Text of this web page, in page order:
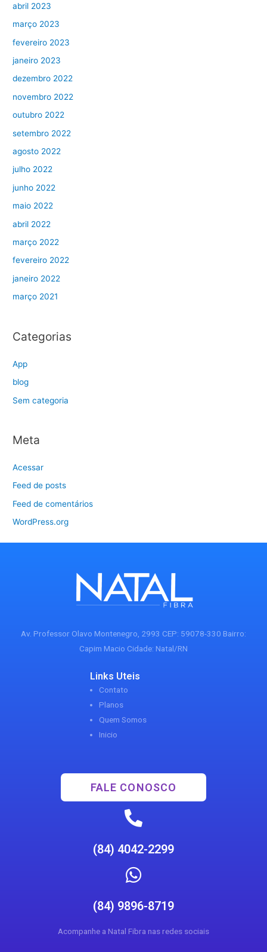
abril 2023
março 2023
fevereiro 2023
janeiro 2023
dezembro 2022
novembro 2022
outubro 2022
setembro 2022
agosto 2022
julho 2022
junho 2022
maio 2022
abril 2022
março 2022
fevereiro 2022
janeiro 2022
março 2021
Categorias
App
blog
Sem categoria
Meta
Acessar
Feed de posts
Feed de comentários
WordPress.org
Av. Professor Olavo Montenegro, 2993 CEP: 59078-330 Bairro:
Capim Macio Cidade: Natal/RN
Links Uteis
Contato
Planos
Quem Somos
Inicio
FALE CONOSCO
(84) 4042-2299
(84) 9896-8719
Acompanhe a Natal Fibra nas redes sociais